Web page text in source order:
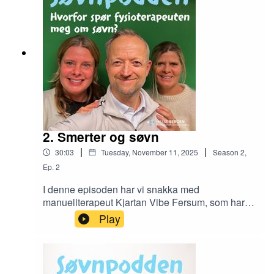
tilstanden. Han fortel om førekomst, symptom og
korleis sjukdomen skal behandlast.
2. Smerter og søvn
30:03 | Tuesday, November 11, 2025 | Season 2,
Ep. 2
I denne episoden har vi snakka med
manuellterapeut Kjartan Vibe Fersum, som har
lang erfaring med behandling av muskel- og
skjelettplagar. Han jobbar ut fra ei heilhetlig
forståing av smerte, der faktorar som søvn speler
ei viktig rolle. Men korleis heng egentlig søvn og
smerte samman? Og kvifor bør helsepersonell
Play